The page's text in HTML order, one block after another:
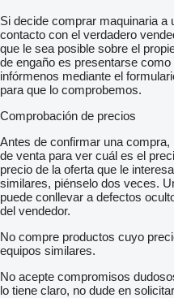
Si decide comprar maquinaria a
contacto con el verdadero
que le sea posible sobre el
de engaño es presentarse
infórmenos mediante el
para que lo comprobemos.
Comprobación de precios
Antes de confirmar una
de venta para ver cuál es el
precio de la oferta que le
similares, piénselo dos veces.
puede conllevar a defectos
del vendedor.
No compre productos cuyo
equipos similares.
No acepte compromisos
lo tiene claro, no dude en